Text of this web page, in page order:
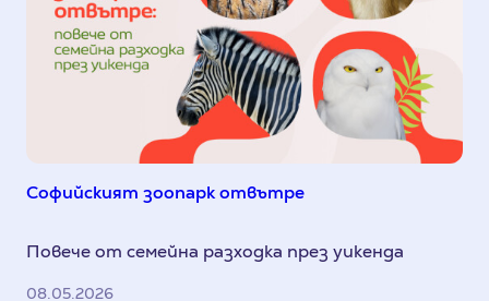
Софийският зоопарк отвътре
Повече от семейна разходка през уикенда
08.05.2026